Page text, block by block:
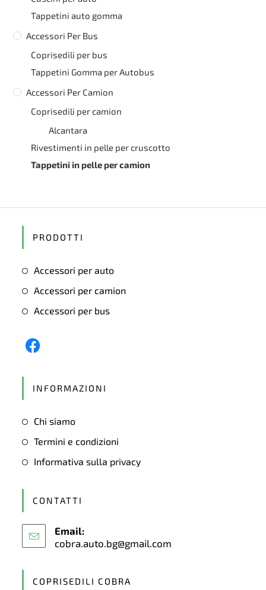
Tappetini auto gomma
Accessori Per Bus
Coprisedili per bus
Tappetini Gomma per Autobus
Accessori Per Camion
Coprisedili per camion
Alcantara
Rivestimenti in pelle per cruscotto
Tappetini in pelle per camion
PRODOTTI
Accessori per auto
Accessori per camion
Accessori per bus
tab
INFORMAZIONI
Chi siamo
Termini e condizioni
Informativa sulla privacy
CONTATTI
Email:
cobra.auto.bg@gmail.com
COPRISEDILI COBRA